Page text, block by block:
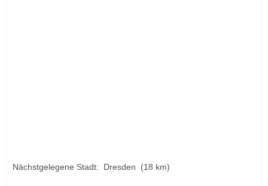
Nächstgelegene Stadt: Dresden (18 km)